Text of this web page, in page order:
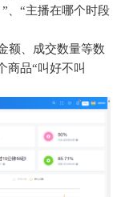
、“主播在哪个时段
额、成交数量等数
商品“叫好不叫